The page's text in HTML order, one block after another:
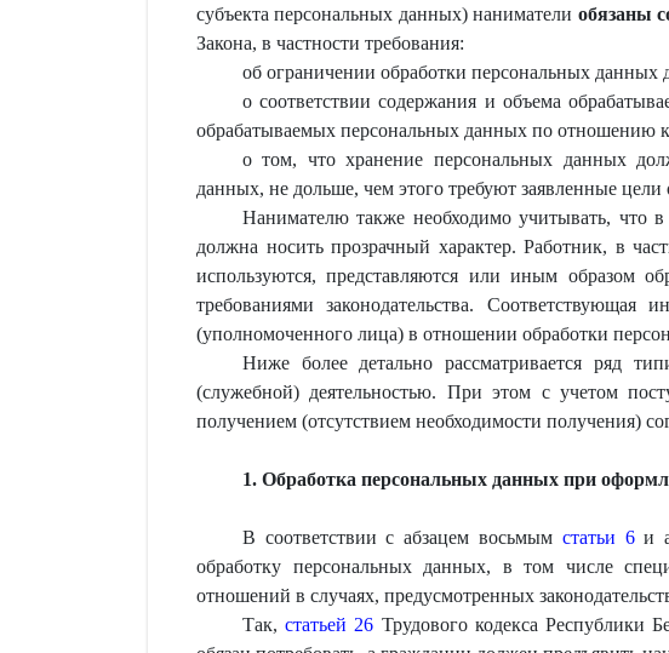
субъекта персональных данных) наниматели обязаны
Закона, в частности требования:
об ограничении обработки персональных данных
о соответствии содержания и объема
обрабатываемых персональных данных по отношению
о том, что хранение персональных данных
данных, не дольше, чем этого требуют заявленные
Нанимателю также необходимо учитывать, что в
должна носить прозрачный характер. Работник, в
используются, представляются или иным образом
требованиями законодательства.
(уполномоченного лица) в отношении обработки
Ниже более детально рассматривается ряд
(служебной) деятельностью. При этом с учетом
получением (отсутствием необходимости получения)
1. Обработка персональных данных при
В соответствии с абзацем восьмым статьи 6и
обработку персональных данных, в том числе
отношений в случаях, предусмотренных
Так,статьей 26 Трудового кодекса Республики